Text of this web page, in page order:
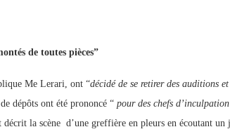
de toutes pièces”
Me Lerari, ont “décidé de se retirer des auditions
dépôts ont été prononcé “ pour des chefs
décrit la scène d’une greffière en pleurs en écoutant un